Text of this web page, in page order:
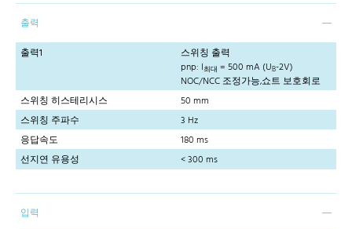
출력
출력1
스위칭 출력
pnp: I최대 = 500 mA (UB-2V)
NOC/NCC 조정가능,쇼트 보호회로
스위칭 히스테리시스
50 mm
스위칭 주파수
3 Hz
응답속도
180 ms
선지연 유용성
< 300 ms
입력